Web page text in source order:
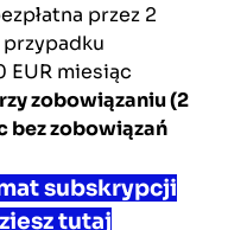
przez 2
EUR miesiąc
zobowiązaniu (2
bez zobowiązań
subskrypcji
tutaj